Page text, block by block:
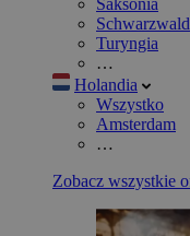
Saksonia
Schwarzwald
Turyngia
…
Holandia
Wszystko
Amsterdam
…
Zobacz wszystkie